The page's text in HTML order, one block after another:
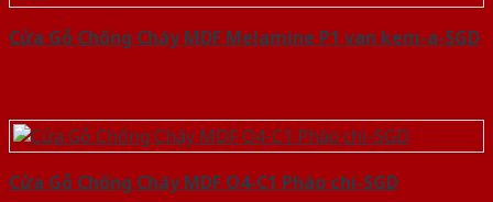
Cửa Gỗ Chống Cháy MDF Melamine P1 van kem-a-SGD
Cửa Gỗ Chống Cháy MDF O4-C1 Phào chi-SGD